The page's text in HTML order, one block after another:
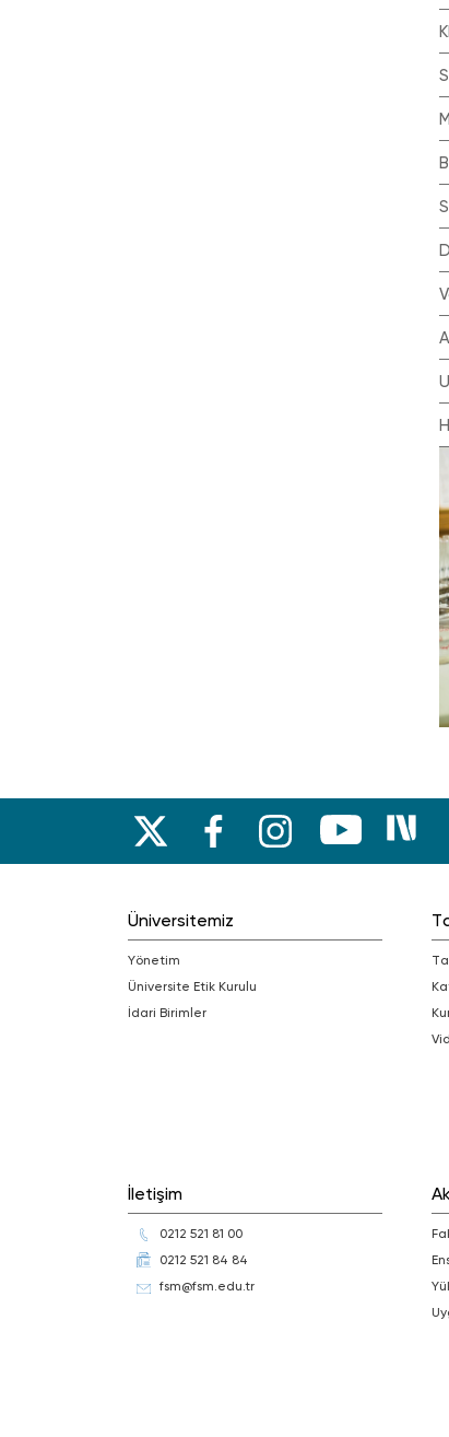
Üniversitemiz
Yönetim
Üniversite Etik Kurulu
İdari Birimler
İletişim
0212 521 81 00
0212 521 84 84
fsm@fsm.edu.tr